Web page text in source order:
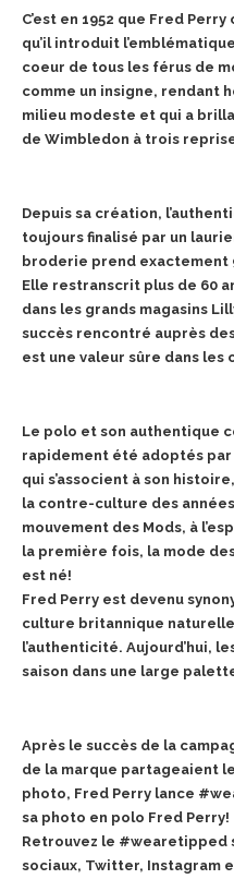
C’est en 1952 que Fred
qu’il introduit
coeur de tous les férus de
comme un insigne, rendant
milieu modeste et qui a
de Wimbledon à trois
Depuis sa création,
toujours finalisé par un
broderie prend exactement
Elle restranscrit plus de 60
dans les grands magasins
succès rencontré auprès
est une valeur sûre dans les
Le polo et son authentique
rapidement été adoptés par
qui s’associent à son
la contre-culture des
mouvement des Mods, à
la première fois, la mode
est né!
Fred Perry est devenu
culture britannique
l’authenticité. Aujourd’hui,
saison dans une large
Après le succès de la
de la marque partageaient
photo, Fred Perry lance
sa photo en polo Fred Perry!
Retrouvez le #wearetipped
sociaux, Twitter, Instagram